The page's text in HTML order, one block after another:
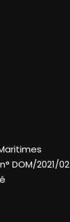
DOM/2021/02